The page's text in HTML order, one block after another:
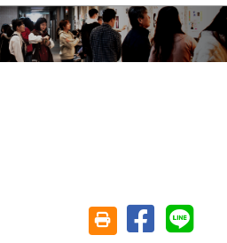
隱藏頁 規章/表單
友善列印(另開視窗)
分享至臉書分享